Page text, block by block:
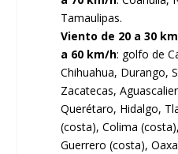
Tamaulipas.
Viento de 20 a 30
a 60 km/h: golfo de
Chihuahua, Durango,
Zacatecas,
Querétaro, Hidalgo,
(costa), Colima
Guerrero (costa),